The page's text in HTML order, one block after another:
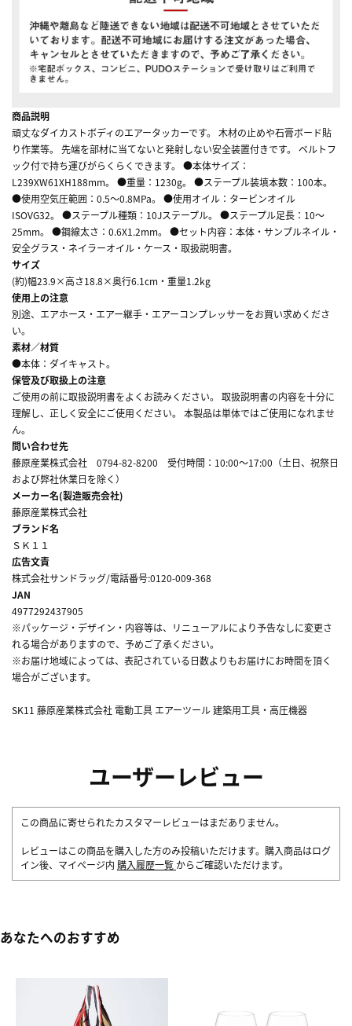
商品説明
頑丈なダイカストボディのエアータッカーです。 木材の止めや石膏ボード貼
り作業等。 先端を部材に当てないと発射しない安全装置付きです。 ベルトフ
ック付で持ち運びがらくらくできます。 ●本体サイズ：
L239XW61XH188mm。 ●重量：1230g。 ●ステープル装填本数：100本。
●使用空気圧範囲：0.5～0.8MPa。 ●使用オイル：タービンオイル
ISOVG32。 ●ステープル種類：10Jステープル。 ●ステープル足長：10～
25mm。 ●鋼線太さ：0.6X1.2mm。 ●セット内容：本体・サンプルネイル・
安全グラス・ネイラーオイル・ケース・取扱説明書。
サイズ
(約)幅23.9×高さ18.8×奥行6.1cm・重量1.2kg
使用上の注意
別途、エアホース・エアー継手・エアーコンプレッサーをお買い求めくださ
い。
素材／材質
●本体：ダイキャスト。
保管及び取扱上の注意
ご使用の前に取扱説明書をよくお読みください。 取扱説明書の内容を十分に
理解し、正しく安全にご使用ください。 本製品は単体ではご使用になれませ
ん。
問い合わせ先
藤原産業株式会社 0794-82-8200 受付時間：10:00～17:00（土日、祝祭日
および弊社休業日を除く）
メーカー名(製造販売会社)
藤原産業株式会社
ブランド名
ＳＫ１１
広告文責
株式会社サンドラッグ/電話番号:0120-009-368
JAN
4977292437905
※パッケージ・デザイン・内容等は、リニューアルにより予告なしに変更さ
れる場合がありますので、予めご了承ください。
※お届け地域によっては、表記されている日数よりもお届けにお時間を頂く
場合がございます。
SK11 藤原産業株式会社 電動工具 エアーツール 建築用工具・高圧機器
ユーザーレビュー
この商品に寄せられたカスタマーレビューはまだありません。
レビューはこの商品を購入した方のみ投稿いただけます。購入商品はログ
イン後、マイページ内 購入履歴一覧 からご確認いただけます。
あなたへのおすすめ